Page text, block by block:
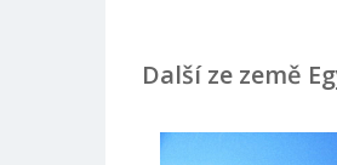
Další ze země